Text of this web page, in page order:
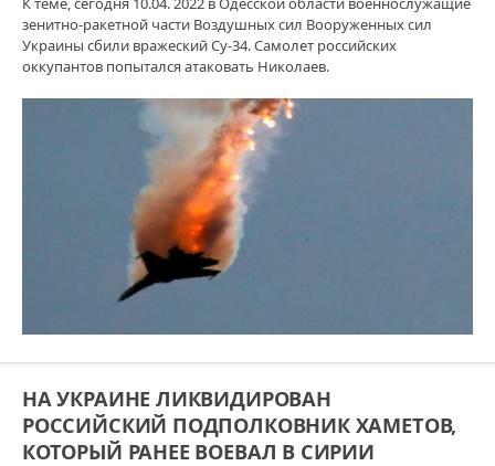
зенитно-ракетной части Воздушных сил Вооруженных сил
Украины сбили вражеский Су-34. Самолет российских
оккупантов попытался атаковать Николаев.
НА УКРАИНЕ ЛИКВИДИРОВАН
РОССИЙСКИЙ ПОДПОЛКОВНИК ХАМЕТОВ,
КОТОРЫЙ РАНЕЕ ВОЕВАЛ В СИРИИ